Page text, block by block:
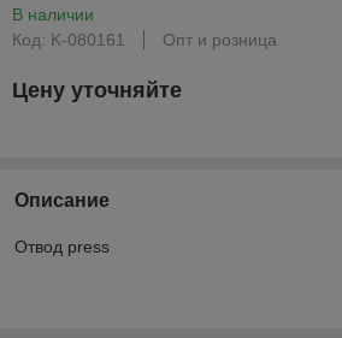
В наличии
Код: K-080161
Опт и розница
Цену уточняйте
Описание
Отвод press